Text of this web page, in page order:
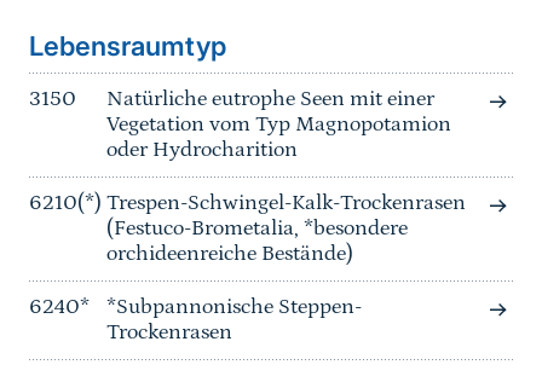
Lebensraumtyp
3150
Natürliche eutrophe Seen mit einer
Vegetation vom Typ Magnopotamion
oder Hydrocharition
6210(*) Trespen-Schwingel-Kalk-Trockenrasen
(Festuco-Brometalia, *besondere
orchideenreiche Bestände)
6240*
*Subpannonische Steppen-
Trockenrasen